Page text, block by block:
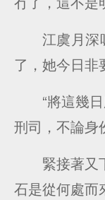
江虞月深
了，她今日非
“將這幾
刑司，不論身
緊接著又
石是從何處而